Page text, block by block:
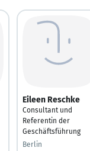
Eileen Reschke
Consultant und
Referentin der
Geschäftsführung
Berlin